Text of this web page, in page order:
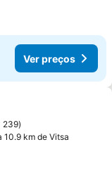
Ver preços
favoritos
239
10.9 km de Vitsa